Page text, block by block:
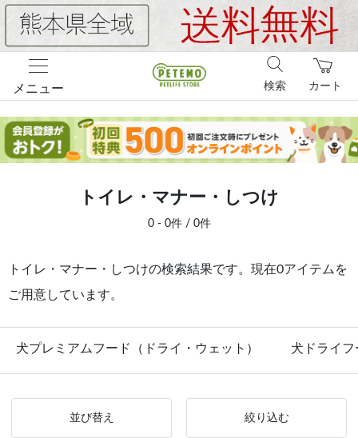
メニュー カート
検索
トイレ・マナー・しつけ
0 - 0件 / 0件
トイレ・マナー・しつけの検索結果です。現在0アイテムを
ご用意しています。
犬プレミアムフード（ドライ・ウェット） 犬ドライフ
並び替え 絞り込む